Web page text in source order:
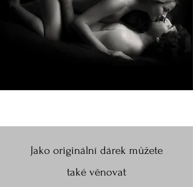
Jako originální dárek můžete
také věnovat